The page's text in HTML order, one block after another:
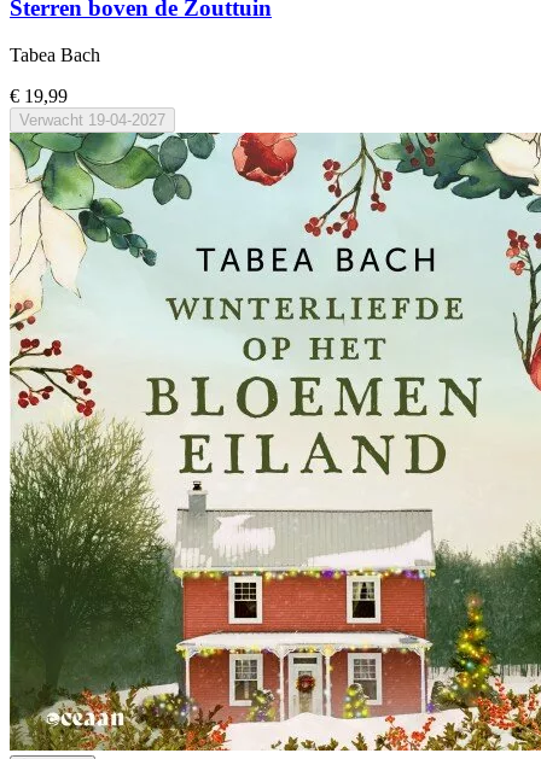
Sterren boven de Zouttuin
Tabea Bach
€ 19,99
Verwacht 19-04-2027